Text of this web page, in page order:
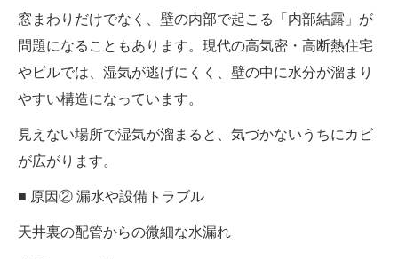
窓まわりだけでなく、壁の内部で起こる「内部結露」が
問題になることもあります。現代の高気密・高断熱住宅
やビルでは、湿気が逃げにくく、壁の中に水分が溜まり
やすい構造になっています。
見えない場所で湿気が溜まると、気づかないうちにカビ
が広がります。
■ 原因② 漏水や設備トラブル
天井裏の配管からの微細な水漏れ